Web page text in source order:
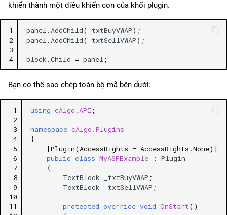
khiển thành một điều khiển con của khối plugin.
1
2
3
4
panel . AddChild( _txtBuyVWAP);
panel . AddChild( _txtSellVWAP);
block .Child = panel ;
Bạn có thể sao chép toàn bộ mã bên dưới:
1
2
3
4
5
6
7
8
9
10
11
using cAlgo.API ;
namespace cAlgo.Plugins
{
[Plugin(AccessRights = AccessRights.None)]
public class MyASPExample :
Plugin
{
TextBlock
_txtBuyVWAP ;
TextBlock
_txtSellVWAP ;
protected override void OnStart()